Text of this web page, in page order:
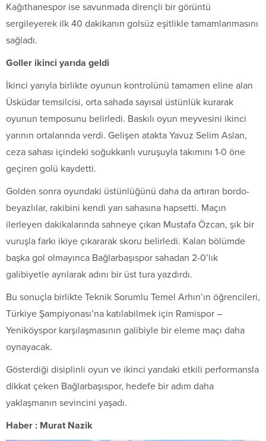
Kağıthanespor ise savunmada dirençli bir görüntü
sergileyerek ilk 40 dakikanın golsüz eşitlikle tamamlanmasını
sağladı.
Goller ikinci yarıda geldi
İkinci yarıyla birlikte oyunun kontrolünü tamamen eline alan
Üsküdar temsilcisi, orta sahada sayısal üstünlük kurarak
oyunun temposunu belirledi. Baskılı oyun meyvesini ikinci
yarının ortalarında verdi. Gelişen atakta Yavuz Selim Aslan,
ceza sahası içindeki soğukkanlı vuruşuyla takımını 1-0 öne
geçiren golü kaydetti.
Golden sonra oyundaki üstünlüğünü daha da artıran bordo-
beyazlılar, rakibini kendi yarı sahasına hapsetti. Maçın
ilerleyen dakikalarında sahneye çıkan Mustafa Özcan, şık bir
vuruşla farkı ikiye çıkararak skoru belirledi. Kalan bölümde
başka gol olmayınca Bağlarbaşıspor sahadan 2-0’lık
galibiyetle ayrılarak adını bir üst tura yazdırdı.
Bu sonuçla birlikte Teknik Sorumlu Temel Arhın’ın öğrencileri,
Türkiye Şampiyonası’na katılabilmek için Ramispor –
Yeniköyspor karşılaşmasının galibiyle bir eleme maçı daha
oynayacak.
Gösterdiği disiplinli oyun ve ikinci yarıdaki etkili performansla
dikkat çeken Bağlarbaşıspor, hedefe bir adım daha
yaklaşmanın sevincini yaşadı.
Haber : Murat Nazik